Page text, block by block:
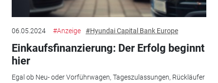
06.05.2024 #Anzeige #Hyundai Capital Bank Europe
Einkaufsfinanzierung: Der Erfolg beginnt
hier
Egal ob Neu- oder Vorführwagen, Tageszulassungen, Rückläufer